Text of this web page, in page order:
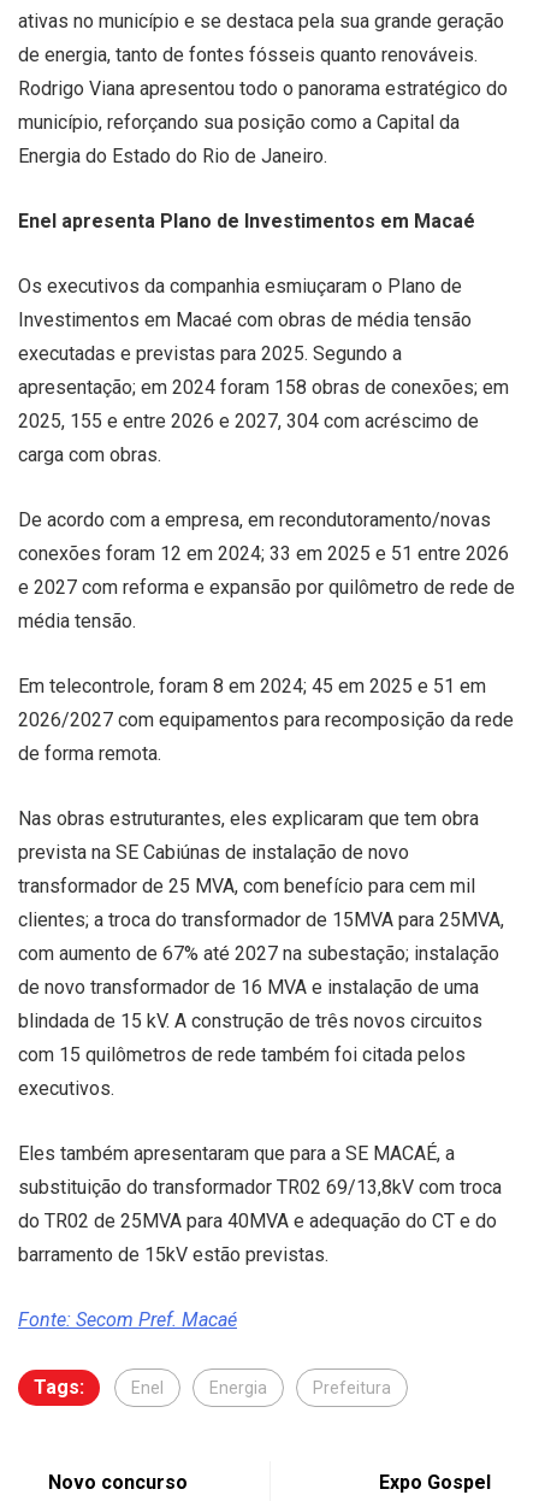
ativas no município e se destaca pela sua grande geração
de energia, tanto de fontes fósseis quanto renováveis.
Rodrigo Viana apresentou todo o panorama estratégico do
município, reforçando sua posição como a Capital da
Energia do Estado do Rio de Janeiro.
Enel apresenta Plano de Investimentos em Macaé
Os executivos da companhia esmiuçaram o Plano de
Investimentos em Macaé com obras de média tensão
executadas e previstas para 2025. Segundo a
apresentação; em 2024 foram 158 obras de conexões; em
2025, 155 e entre 2026 e 2027, 304 com acréscimo de
carga com obras.
De acordo com a empresa, em recondutoramento/novas
conexões foram 12 em 2024; 33 em 2025 e 51 entre 2026
e 2027 com reforma e expansão por quilômetro de rede de
média tensão.
Em telecontrole, foram 8 em 2024; 45 em 2025 e 51 em
2026/2027 com equipamentos para recomposição da rede
de forma remota.
Nas obras estruturantes, eles explicaram que tem obra
prevista na SE Cabiúnas de instalação de novo
transformador de 25 MVA, com benefício para cem mil
clientes; a troca do transformador de 15MVA para 25MVA,
com aumento de 67% até 2027 na subestação; instalação
de novo transformador de 16 MVA e instalação de uma
blindada de 15 kV. A construção de três novos circuitos
com 15 quilômetros de rede também foi citada pelos
executivos.
Eles também apresentaram que para a SE MACAÉ, a
substituição do transformador TR02 69/13,8kV com troca
do TR02 de 25MVA para 40MVA e adequação do CT e do
barramento de 15kV estão previstas.
Fonte: Secom Pref. Macaé
Tags: Enel Energia Prefeitura
Novo concurso Expo Gospel